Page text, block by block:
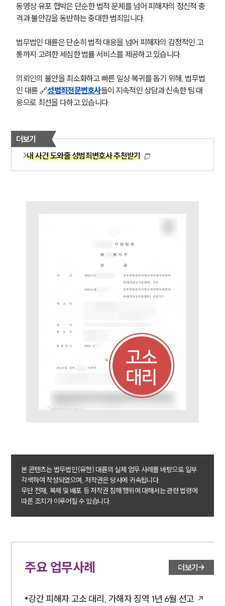
오시는 길
글로벌 파트너 로펌
고객의 소리
통합검색
AI대륜
주요 업무사례
사례분석/최신동향
법률정보
법률지식인
고객후기
업무분야
구성원 소개
성범죄전문변호사
언론보도
법률 블로그
세미나
동영상 유포 협박은 단순한 법적 문제를 넘어 피해자의 정신적 충
격과 불안감을 동반하는 중대한 범죄입니다.
법무법인 대륜은 단순히 법적 대응을 넘어 피해자의 감정적인 고
통까지 고려한 세심한 법률 서비스를 제공하고 있습니다.
의뢰인의 불안을 최소화하고 빠른 일상 복귀를 돕기 위해, 법무법
인 대륜 🔗성범죄전문변호사들이 지속적인 상담과 신속한 팀 대
응으로 최선을 다하고 있습니다.
더보기
내 사건 도와줄 성범죄변호사 추천받기
본 콘텐츠는 법무법인(유한) 대륜의 실제 업무 사례를 바탕으로 일부
각색하여 작성되었으며, 저작권은 당사에 귀속됩니다.
무단 전재, 복제 및 배포 등 저작권 침해 행위에 대해서는 관련 법령에
따른 조치가 이루어질 수 있습니다.
주요 업무사례 더보기
강간 피해자 고소 대리, 가해자 징역 1년 6월 선고